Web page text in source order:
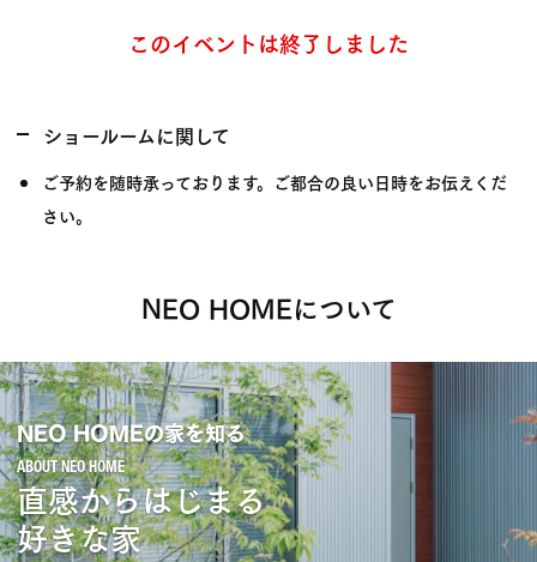
このイベントは終了しました
ショールームに関して
ご予約を随時承っております。ご都合の良い日時をお伝えくだ
さい。
NEO HOMEについて
NEO HOMEの家を知る
直感からはじまる
好きな家